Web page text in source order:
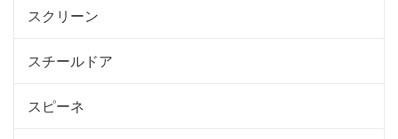
スクリーン
スチールドア
スピーネ